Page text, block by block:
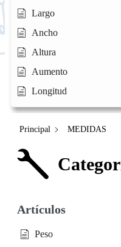
Largo
Ancho
Altura
Aumento
Longitud
Principal MEDIDAS
Artículos
Peso